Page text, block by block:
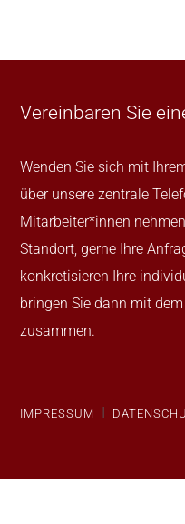
Vereinbaren Sie
Wenden Sie sich mit
über unsere zentrale
Mitarbeiter*innen
Standort, gerne Ihre
konkretisieren Ihre
bringen Sie dann mit
zusammen.
IMPRESSUM I